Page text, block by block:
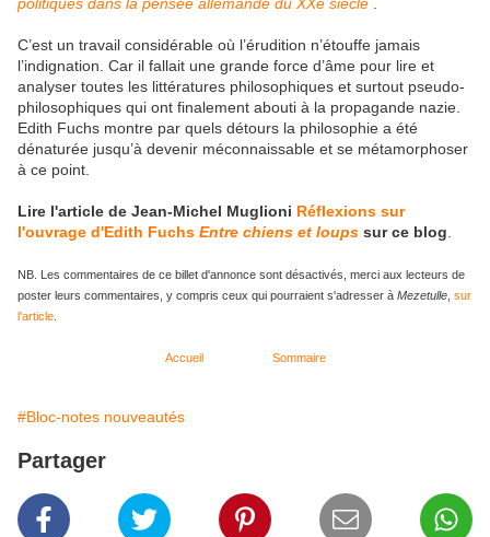
C’est un travail considérable où l’érudition n’étouffe jamais
l’indignation. Car il fallait une grande force d’âme pour lire et
analyser toutes les littératures philosophiques et surtout pseudo-
philosophiques qui ont finalement abouti à la propagande nazie.
Edith Fuchs montre par quels détours la philosophie a été
dénaturée jusqu’à devenir méconnaissable et se métamorphoser
à ce point.
Lire l'article de Jean-Michel Muglioni Réflexions sur
l'ouvrage d'Edith Fuchs Entre chiens et loups sur ce blog
NB. Les commentaires de ce billet d'annonce sont désactivés, merci aux lecteurs de
poster leurs commentaires, y compris ceux qui pourraient s'adresser à Mezetulle sur
l'article
Accueil Sommaire
#Bloc-notes nouveautés
Partager